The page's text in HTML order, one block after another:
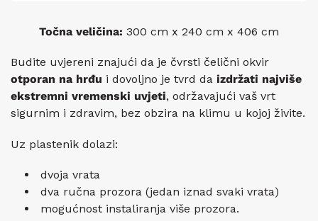
Točna veličina: 300 cm x 240 cm x 406 cm
Budite uvjereni znajući da je čvrsti čelični okvir
otporan na hrđu i dovoljno je tvrd da izdržati najviše
ekstremni vremenski uvjeti, održavajući vaš vrt
sigurnim i zdravim, bez obzira na klimu u kojoj živite.
Uz plastenik dolazi:
dvoja vrata
dva ručna prozora (jedan iznad svaki vrata)
mogućnost instaliranja više prozora.